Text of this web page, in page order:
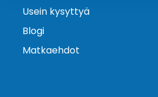
Usein kysyttyä
Blogi
Matkaehdot